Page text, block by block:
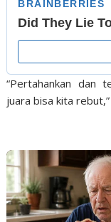
“Pertahankan dan
juara bisa kita